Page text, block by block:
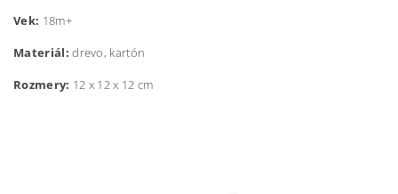
Vek: 18m+
Materiál: drevo, kartón
Rozmery: 12 x 12 x 12 cm